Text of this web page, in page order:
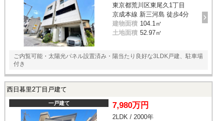
東京都荒川区東尾久1丁目
京成本線 新三河島 徒歩4分
建物面積 104.1㎡
土地面積 52.97㎡
ご内覧可能・太陽光パネル設置済み・陽当たり良好な3LDK戸建、駐車場
付き
西日暮里2丁目戸建て
一戸建て 7,980万円
2LDK / 2000年